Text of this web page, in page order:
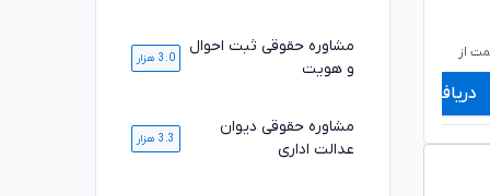
از ۵۸۹,۰۰۰تومان
دریافت مشاوره
شروع قیمت از ۵۴۹,۰۰۰
مشاوره حقوقی ثبت احوال
و هویت
3.0 هزار
مشاوره حقوقی دیوان
عدالت اداری
3.3 هزار